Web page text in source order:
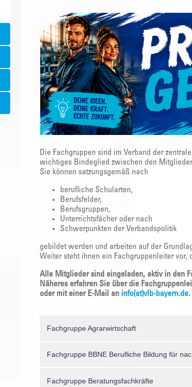
Die Fachgruppen sind im Verband der
wichtiges Bindeglied zwischen den
Sie können satzungsgemäß nach
berufliche Schularten,
Berufsfelder,
Berufsgruppen,
Unterrichtsfächer oder nach
Schwerpunkten der Verbandspolitik
gebildet werden und arbeiten auf der
Weiter steht ihnen ein Fachgruppenleiter
Alle Mitglieder sind eingeladen, aktiv in den
Näheres erfahren Sie über die
oder mit einer E-Mail an info(at)vlb-bayern.de.
Fachgruppe Agrarwirtschaft
Fachgruppe BBNE Berufliche Bildung für
Fachgruppe Beratungsfachkräfte